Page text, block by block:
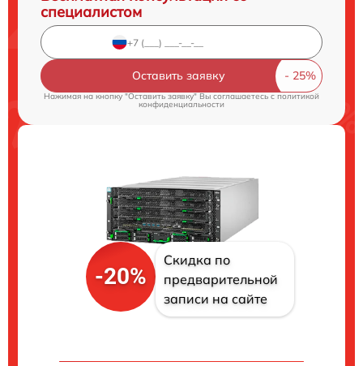
специалистом
Оставить заявку
Нажимая на кнопку "Оставить заявку" Вы соглашаетесь cполитикой
конфиденциальности
-20%
Скидка по
предварительной
записи на сайте